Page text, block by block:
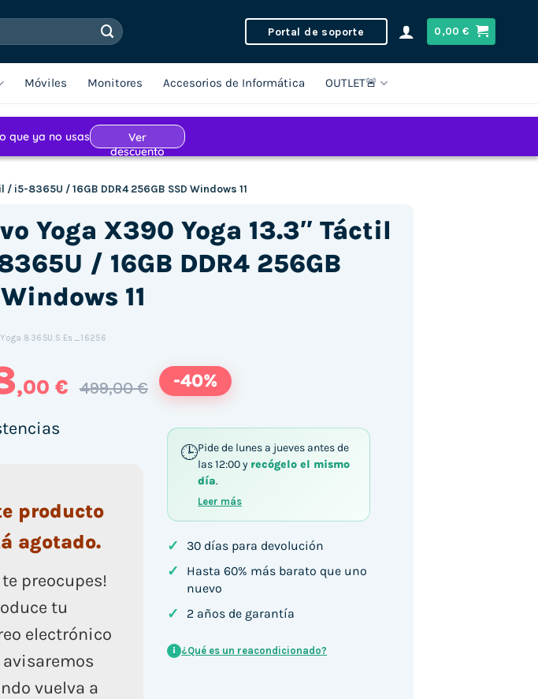
Portal de soporte 0,00€
Móviles Monitores Accesorios de Informática OUTLET🚨
/ i5-8365U / 16GB DDR4 256GB SSD Windows 11
Yoga X390 Yoga 13.3″ Táctil
/ 16GB DDR4 256GB
11
,00 € 499,00 € -40%
producto
agotado.
te preocupes!
tu
electrónico
avisaremos
vuelva a
Pide de lunes a jueves antes de
las 12:00 y recógelo el mismo
día.
Leer más
✓ 30 días para devolución
✓
Hasta 60% más barato que uno
nuevo
✓ 2 años de garantía
i ¿Qué es un reacondicionado?